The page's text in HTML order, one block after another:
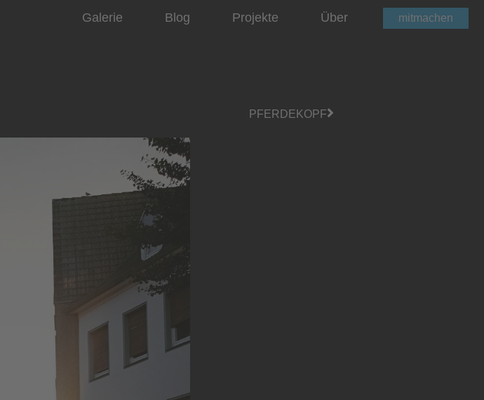
Galerie Blog Projekte Über mitmachen
PFERDEKOPF